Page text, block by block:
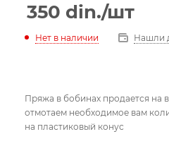
350 din./шт
Нет в наличии Нашли
Пряжа в бобинах продается на
отмотаем необходимое вам
на пластиковый конус